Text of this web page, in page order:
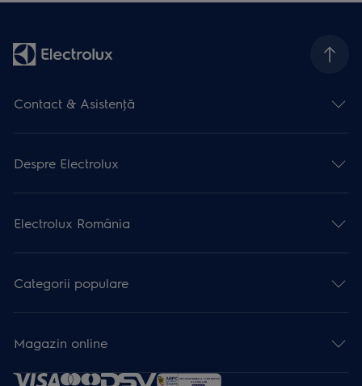
Contact & Asistenţă
Despre Electrolux
Electrolux România
Categorii populare
Magazin online